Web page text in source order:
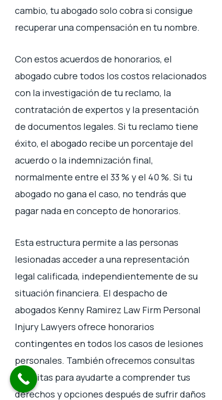
cambio, tu abogado solo cobra si consigue
recuperar una compensación en tu nombre.
Con estos acuerdos de honorarios, el
abogado cubre todos los costos relacionados
con la investigación de tu reclamo, la
contratación de expertos y la presentación
de documentos legales. Si tu reclamo tiene
éxito, el abogado recibe un porcentaje del
acuerdo o la indemnización final,
normalmente entre el 33 % y el 40 %. Si tu
abogado no gana el caso, no tendrás que
pagar nada en concepto de honorarios.
Esta estructura permite a las personas
lesionadas acceder a una representación
legal calificada, independientemente de su
situación financiera. El despacho de
abogados Kenny Ramirez Law Firm Personal
Injury Lawyers ofrece honorarios
contingentes en todos los casos de lesiones
personales. También ofrecemos consultas
gratuitas para ayudarte a comprender tus
derechos y opciones después de sufrir daños